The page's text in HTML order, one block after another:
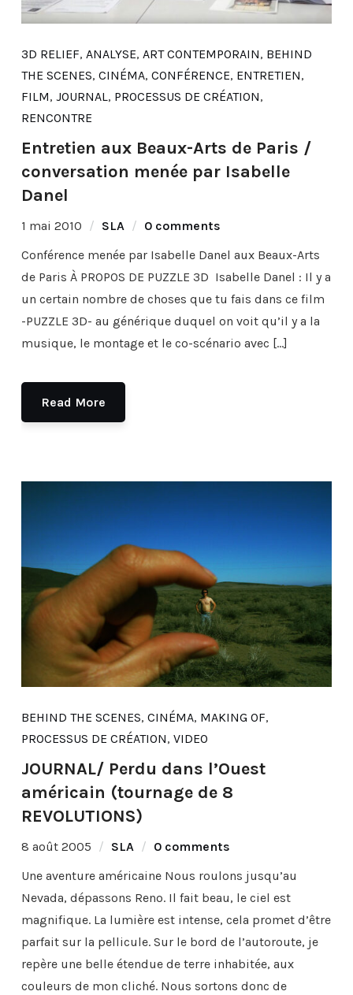
3D RELIEF, ANALYSE, ART CONTEMPORAIN, BEHIND
THE SCENES, CINÉMA, CONFÉRENCE, ENTRETIEN,
FILM, JOURNAL, PROCESSUS DE CRÉATION,
RENCONTRE
Entretien aux Beaux-Arts de Paris /
conversation menée par Isabelle
Danel
1 mai 2010 SLA
0 comments
Conférence menée par Isabelle Danel aux Beaux-Arts
de Paris À PROPOS DE PUZZLE 3D Isabelle Danel : Il y a
un certain nombre de choses que tu fais dans ce film
-PUZZLE 3D- au générique duquel on voit qu’il y a la
musique, le montage et le co-scénario avec […]
Read More
BEHIND THE SCENES, CINÉMA, MAKING OF,
PROCESSUS DE CRÉATION, VIDEO
JOURNAL/ Perdu dans l’Ouest
américain (tournage de 8
REVOLUTIONS)
8 août 2005 SLA
0 comments
Une aventure américaine Nous roulons jusqu’au
Nevada, dépassons Reno. Il fait beau, le ciel est
magnifique. La lumière est intense, cela promet d’être
parfait sur la pellicule. Sur le bord de l’autoroute, je
repère une belle étendue de terre inhabitée, aux
couleurs de mon cliché. Nous sortons donc de